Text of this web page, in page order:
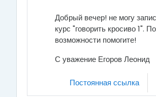
Добрый вечер! не могу
курс "говорить кросиво 1". По
возможности помогите!
С уважение Егоров Леонид
Постоянная ссылка